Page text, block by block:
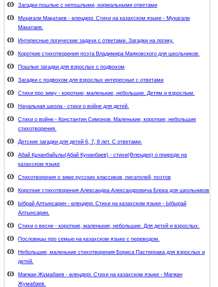
Загадки пошлые с непошлыми, нормальными ответами
Мұқағали Мақатаев - өлеңдері. Стихи на казахском языке - Мукагали
Макатаев.
Интересные логические задачи с ответами. Загадки на логику.
Короткие стихотворения поэта Владимира Маяковского для школьников.
Пошлые загадки для взрослых с подвохом
Загадки с подвохом для взрослых интересные с ответами
Стихи про зиму - короткие, маленькие, небольшие. Детям и взрослым.
Начальная школа - стихи о войне для детей.
Стихи о войне - Константин Симонов. Маленькие, короткие, небольшие
стихотворения.
Детские загадки для детей 6, 7, 8 лет. С ответами.
Абай Құнанбайұлы(Абай Кунанбаев) - стихи(Өлеңдер) о природе на
казахском языке
Стихотворения о зиме русских классиков, писателей, поэтов
Короткие стихотворения Александра Александровича Блока для школьников
Ыбрай Алтынсарин - өлеңдері. Стихи на казахском языке - Ыбырай
Алтынсарин.
Стихи о весне - короткие, маленькие, небольшие. Для детей и взрослых.
Пословицы про семью на казахском языке с переводом.
Небольшие, маленькие стихотворения Бориса Пастернака для взрослых и
детей.
Мағжан Жұмабаев - өлеңдері. Стихи на казахском языке - Магжан
Жумабаев.